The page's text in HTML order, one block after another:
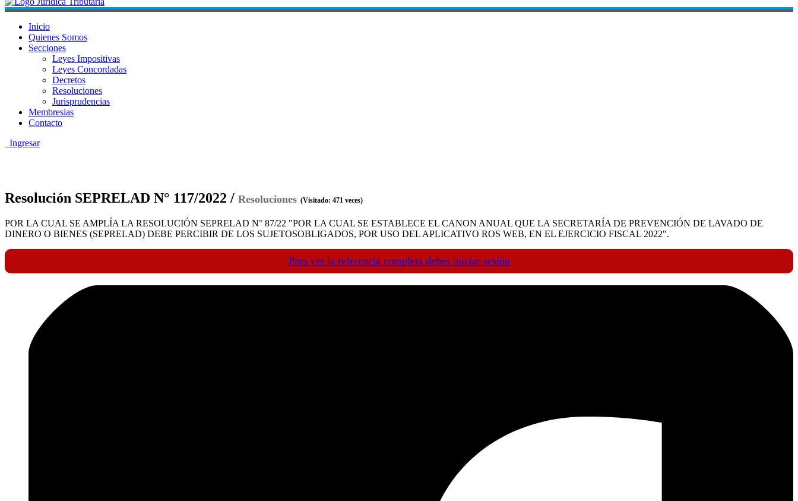
Inicio
Quienes Somos
Secciones
Leyes Impositivas
Leyes Concordadas
Decretos
Resoluciones
Jurisprudencias
Membresias
Contacto
Ingresar
Resolución SEPRELAD N° 117/2022 / Resoluciones (Visitado: 471 veces)
POR LA CUAL SE AMPLÍA LA RESOLUCIÓN SEPRELAD N° 87/22 "POR LA CUAL SE ESTABLECE EL CANON ANUAL QUE LA SECRETARÍA DE PREVENCIÓN DE LAVADO DE
DINERO O BIENES (SEPRELAD) DEBE PERCIBIR DE LOS SUJETOSOBLIGADOS, POR USO DEL APLICATIVO ROS WEB, EN EL EJERCICIO FISCAL 2022".
Para ver la referencia completa debes iniciar sesión